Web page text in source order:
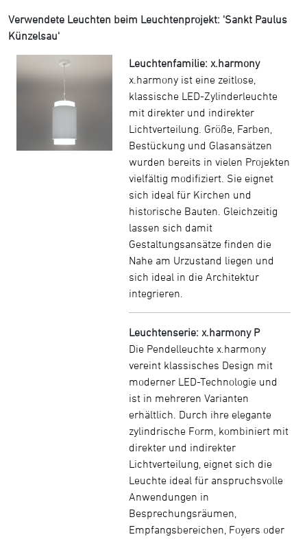
Verwendete Leuchten beim Leuchtenprojekt: 'Sankt Paulus
Künzelsau'
Leuchtenfamilie: x.harmony
x.harmony ist eine zeitlose,
klassische LED-Zylinderleuchte
mit direkter und indirekter
Lichtverteilung. Größe, Farben,
Bestückung und Glasansätzen
wurden bereits in vielen Projekten
vielfältig modifiziert. Sie eignet
sich ideal für Kirchen und
historische Bauten. Gleichzeitig
lassen sich damit
Gestaltungsansätze finden die
Nahe am Urzustand liegen und
sich ideal in die Architektur
integrieren.
Leuchtenserie: x.harmony P
Die Pendelleuchte x.harmony
vereint klassisches Design mit
moderner LED-Technologie und
ist in mehreren Varianten
erhältlich. Durch ihre elegante
zylindrische Form, kombiniert mit
direkter und indirekter
Lichtverteilung, eignet sich die
Leuchte ideal für anspruchsvolle
Anwendungen in
Besprechungsräumen,
Empfangsbereichen, Foyers oder